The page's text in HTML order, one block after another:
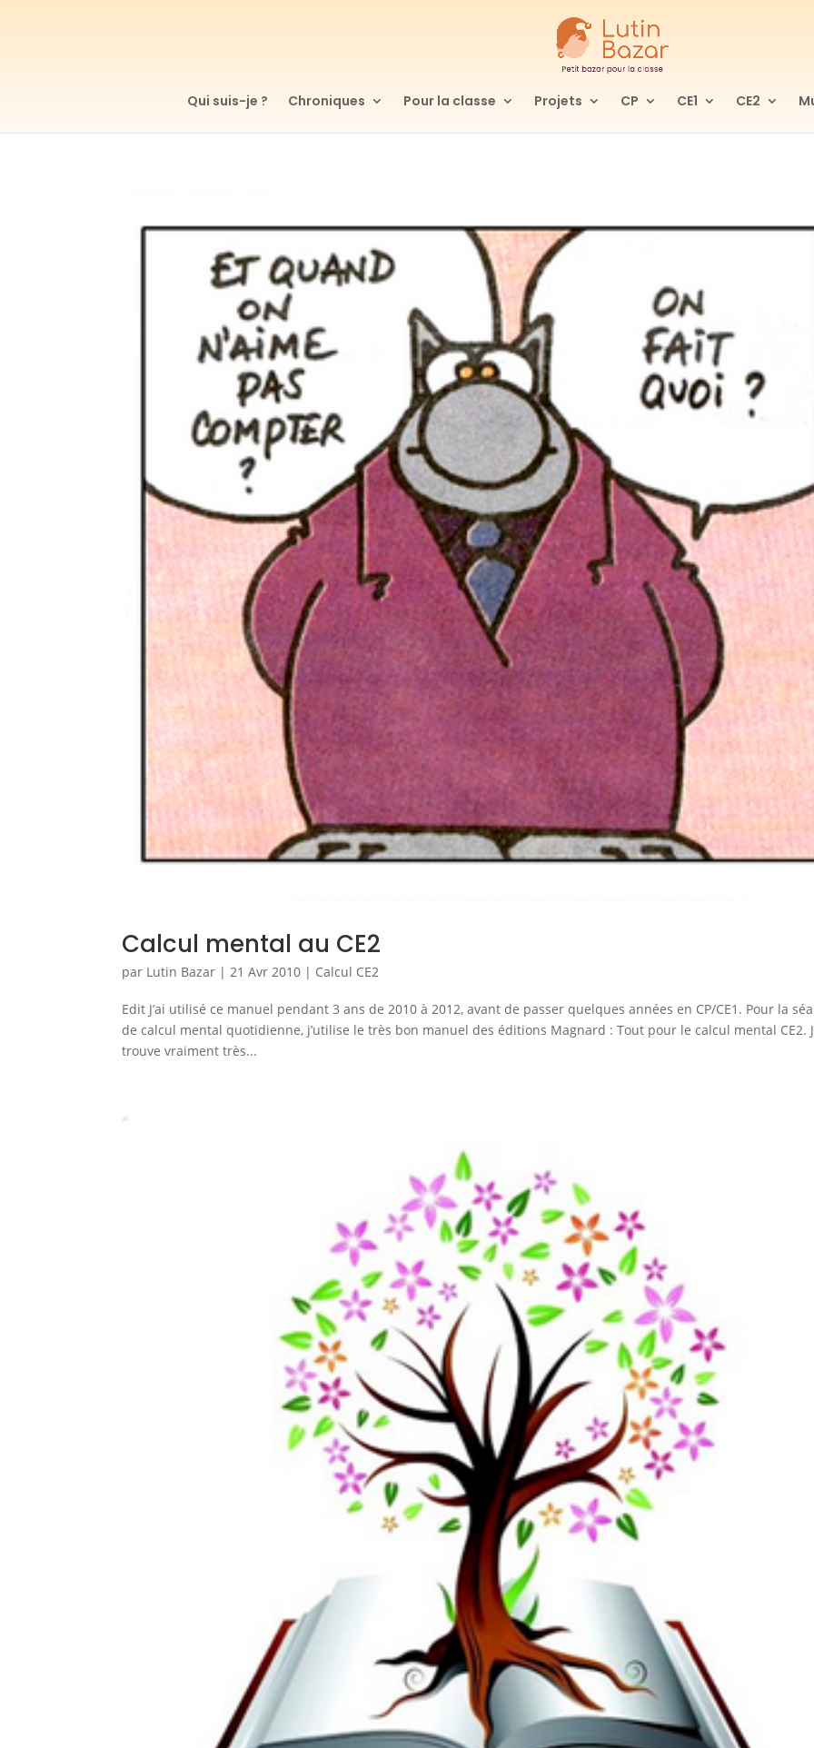
Qui suis-je ? Chroniques Pour la classe Projets CP CE1 CE2
Calcul mental au CE2
par Lutin Bazar | 21 Avr 2010 | Calcul CE2
Edit J’ai utilisé ce manuel pendant 3 ans de 2010 à 2012, avant de passer quelques années en CP/CE1. Pour la
de calcul mental quotidienne, j’utilise le très bon manuel des éditions Magnard : Tout pour le calcul mental CE2.
trouve vraiment très...